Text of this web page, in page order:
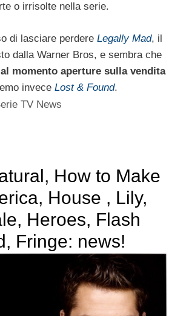
o irrisolte nella serie.
di lasciare perdere Legally Mad, il
dalla Warner Bros, e sembra che
momento aperture sulla vendita
invece Lost & Found.
TV News
How to Make
House , Lily,
Heroes, Flash
Fringe: news!